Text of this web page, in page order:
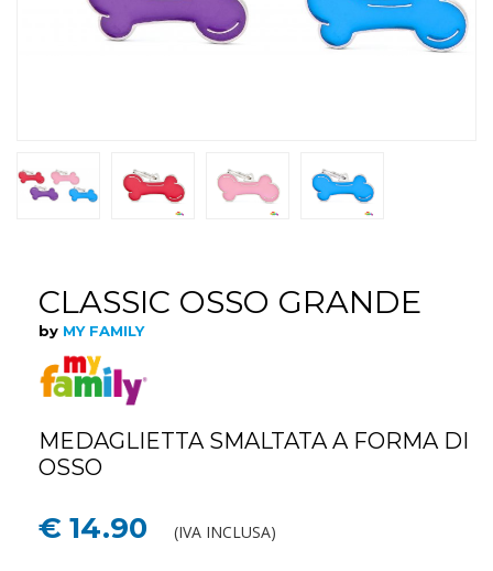
CLASSIC OSSO GRANDE
by MY FAMILY
MEDAGLIETTA SMALTATA A FORMA DI
OSSO
€ 14.90 (IVA INCLUSA)